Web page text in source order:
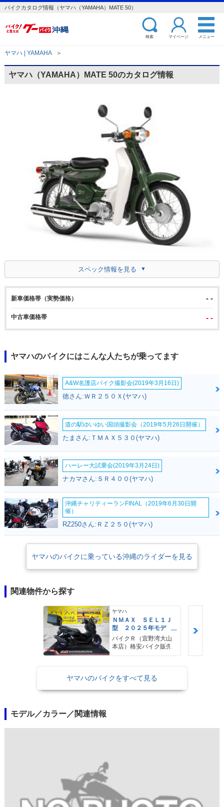
バイクカタログ情報（ヤマハ（YAMAHA）MATE 50）
検索 マイページ メニュー
ヤマハ | YAMAHA ＞
ヤマハ（YAMAHA）MATE 50のカタログ情報
スペック情報を見る
新車価格帯（実勢価格） - -
中古車価格帯 - -
ヤマハのバイクにはこんな人たちが乗ってます
A&W名護店バイク撮影会(2019年3月16日)
徳さん:ＷＲ２５０Ｘ(ヤマハ)
道の駅ゆいゆい国頭撮影会（2019年5月26日開催）
たまさん:ＴＭＡＸ５３０(ヤマハ)
ハーレー大試乗会(2019年3月24日)
ナカマさん:ＳＲ４００(ヤマハ)
沖縄チャリティーランFINAL（2019年6月30日開
催）
RZ250さん:ＲＺ２５０(ヤマハ)
ヤマハのバイクに乗っている沖縄のライダーを見る
関連物件から探す
ヤマハ
ＮＭＡＸ ＳＥＬ１Ｊ
型 ２０２５年モデ
ル ＡＢＳ キーレ
ス リアキャリア リ
アＢＯＸ
バイクＲ（宜野湾大山
本店）格安バイク販売
ヤマハのバイクをすべて見る
モデル／カラー／関連情報